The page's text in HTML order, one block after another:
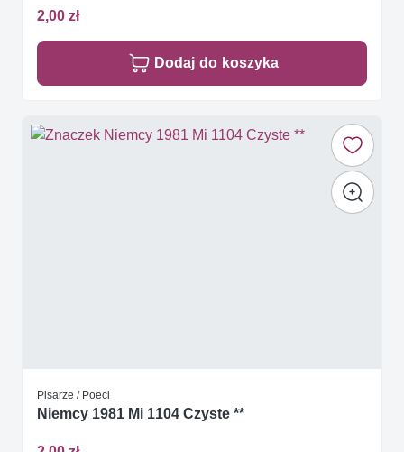
2,00 zł
Dodaj do koszyka
Pisarze / Poeci
Niemcy 1981 Mi 1104 Czyste **